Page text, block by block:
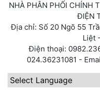
NHÀ PHÂN PHỐI CHÍNH
ĐIỆN
Địa chỉ: Số 20 Ngõ 55
Liệt
Điện thoại:
024.36231081 -